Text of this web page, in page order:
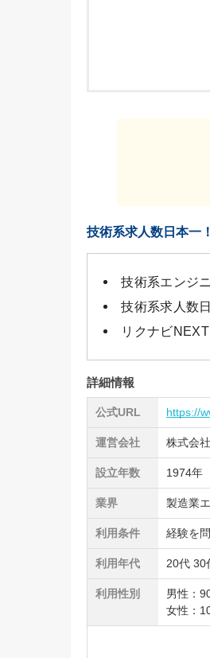
技術系求人数日本一
技術系エンジ
技術系求人数
リクナビ
詳細情報
公式URL https://
運営会社 株式会
設立年数 1974年
業界 製造業
利用条件 経験を
利用年代 20代 30
利用性別
男性：
女性：